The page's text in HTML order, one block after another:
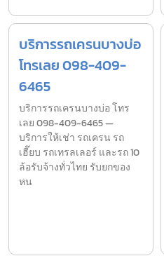
บริการรถเครนบางบ่อ
โทรเลย 098-409-
6465
บริการรถเครนบางบ่อ โทร
เลย 098-409-6465 —
บริการให้เช่า รถเครน รถ
เฮี๊ยบ รถเทรลเลอร์ และรถ 10
ล้อรับจ้างทั่วไทย รับยกของ
หน